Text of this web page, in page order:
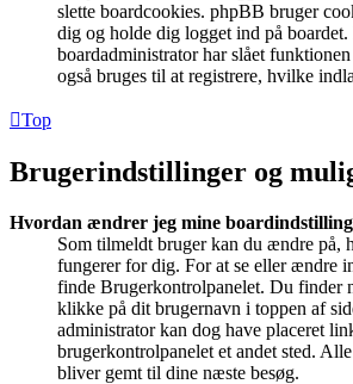
slette boardcookies. phpBB bruger
dig og holde dig logget ind på boardet.
boardadministrator har slået
også bruges til at registrere, hvilke
Top
Brugerindstillinger og
Hvordan ændrer jeg mine
Som tilmeldt bruger kan du ændre på,
fungerer for dig. For at se eller ændre
finde Brugerkontrolpanelet. Du finder
klikke på dit brugernavn i toppen af
administrator kan dog have placeret
brugerkontrolpanelet et andet sted.
bliver gemt til dine næste besøg.